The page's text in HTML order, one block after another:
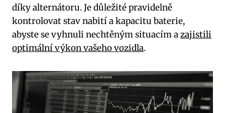
díky alternátoru. Je ⁤důležité pravidelně
kontrolovat ⁤stav‍ nabití a kapacitu baterie,
abyste se vyhnuli nechtěným situacím azajistili
optimální výkon vašeho vozidla.